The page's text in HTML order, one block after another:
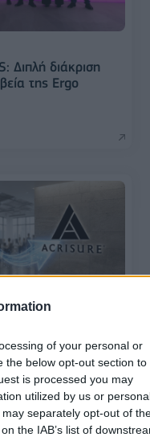
of your personal or
the below opt-out section to
is processed you may
utilized by us or
separately opt-out of
the IAB’s list of
Διπλή διάκριση
της Ergo
Ευρώπη με
Efficient Insurance